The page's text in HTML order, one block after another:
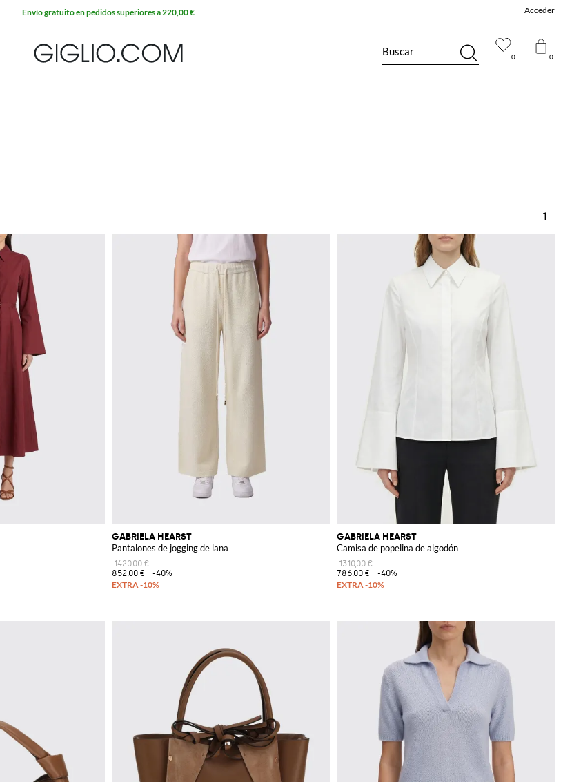
1
GABRIELA HEARST
Pantalones de jogging de lana
1420,00 €
852,00 €
-40%
GABRIELA HEARST
Camisa de popelina de algodón
1310,00 €
786,00 €
-40%
0 0
Buscar
Acceder
Envío gratuito en pedidos superiores a 220,00 €